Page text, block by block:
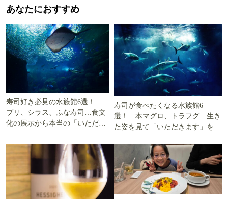
あなたにおすすめ
寿司好き必見の水族館6選！
ブリ、シラス、ふな寿司…食文
化の展示から本当の「いただき
寿司が食べたくなる水族館6
選！ 本マグロ、トラフグ…生き
た姿を見て「いただきます」を考